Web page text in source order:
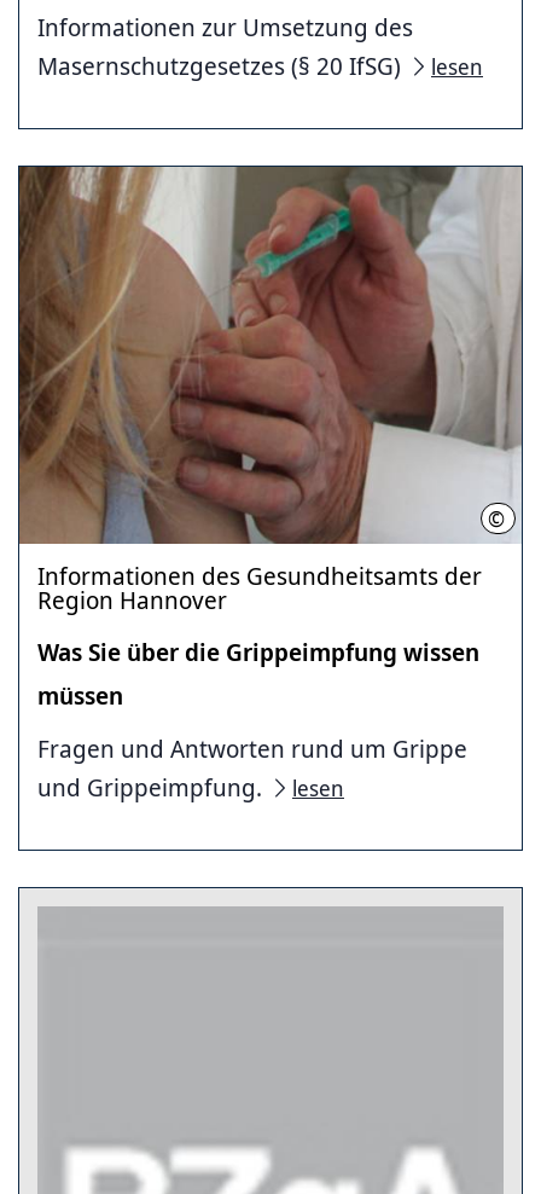
Informationen zur Umsetzung des
Masern­schutz­gesetzes (§ 20 IfSG)
lesen
©
Informationen des Gesundheitsamts der
Region Hannover
Was Sie über die Grippeimpfung wissen
müssen
Fragen und Antworten rund um Grippe
und Grippeimpfung.
lesen